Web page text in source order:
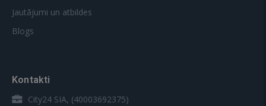
Jautājumi un atbildes
Blogs
Kontakti
City24 SIA, (40003692375)